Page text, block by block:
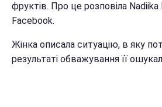
фруктів. Про це розповіла
Facebook.
Жінка описала ситуацію, в яку
результаті обважування її